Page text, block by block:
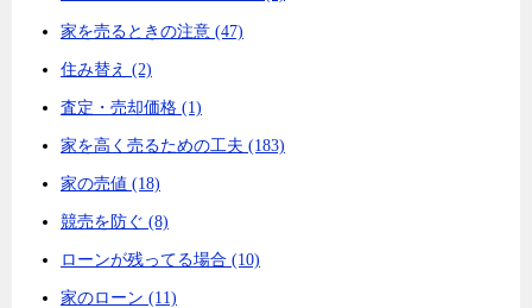
家を売るときの注意 (47)
住み替え (2)
査定・売却価格 (1)
家を高く売るための工夫 (183)
家の売値 (18)
競売を防ぐ (8)
ローンが残ってる場合 (10)
家のローン (11)